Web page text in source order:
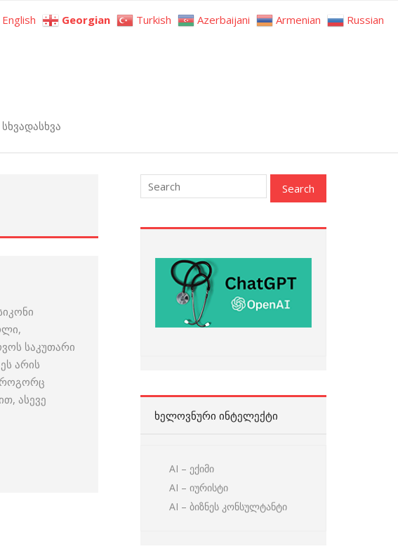
სხვადასხვა
საკუთარი
არის
როგორც
ასევე
ᲮᲔᲚᲝᲕᲜᲣᲠᲘ ᲘᲜᲢᲔᲚᲔᲥᲢᲘ
AI – ექიმი
AI – იურისტი
AI – ბიზნეს კონსულტანტი
English Georgian Turkish Azerbaijani Armenian Russian